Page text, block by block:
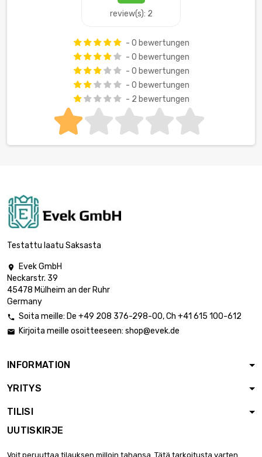
review(s): 2
- 0 bewertungen
- 0 bewertungen
- 0 bewertungen
- 0 bewertungen
- 2 bewertungen
Testattu laatu Saksasta

Evek GmbH
Neckarstr. 39
45478 Mülheim an der Ruhr
Germany
 Soita meille: De +49 208 376-298-00, Ch +41 615 100-612
 Kirjoita meille osoitteeseen: shop@evek.de
INFORMATION
YRITYS
TILISI
UUTISKIRJE
Voit peruuttaa tilauksen milloin tahansa. Tätä tarkoitusta varten